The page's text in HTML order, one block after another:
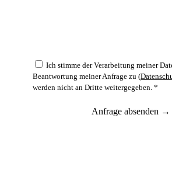
Ich stimme der Verarbeitung meiner
Beantwortung meiner Anfrage zu (
werden nicht an Dritte weitergegeben. *
Anfrage absenden →